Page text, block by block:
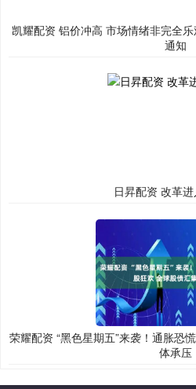
凯耀配资 铝价冲高 市场情绪非完全
通知
日昇配资 改革
荣耀配资 “黑色星期五”来袭！通胀恐
体承压